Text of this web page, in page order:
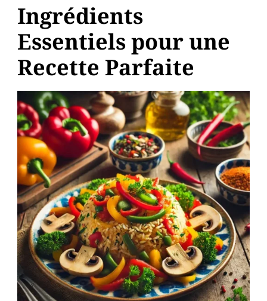
Ingrédients
Essentiels pour une
Recette Parfaite